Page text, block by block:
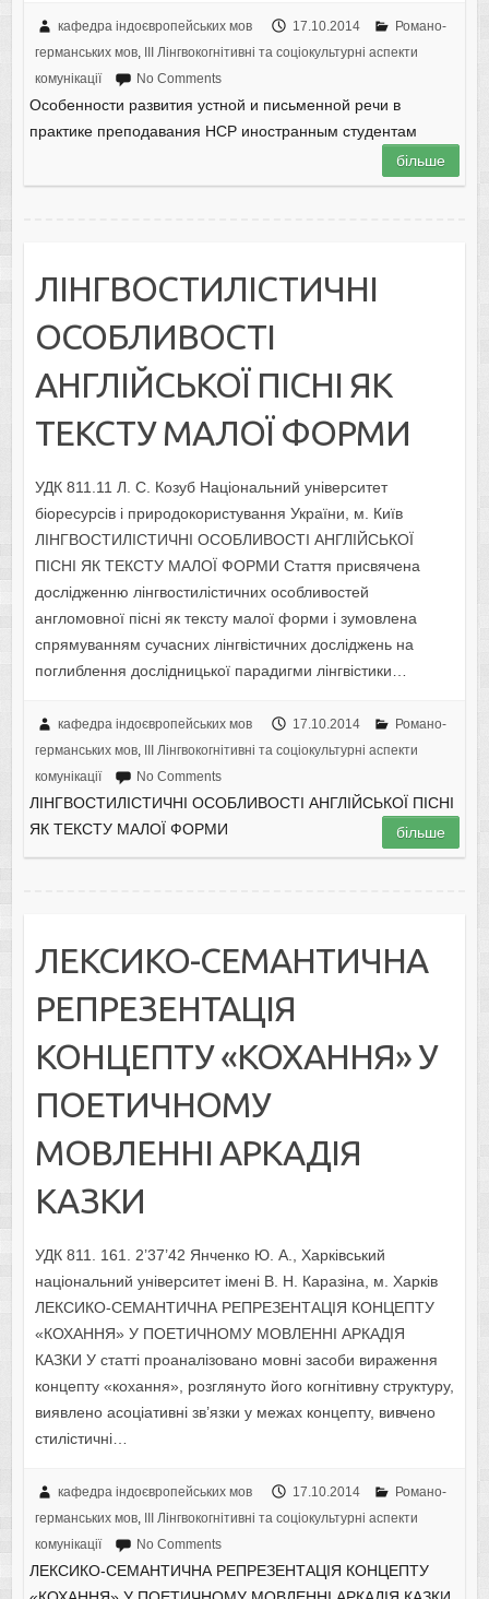
кафедра індоєвропейських мов 17.10.2014
Романо-
германських мов, IІI Лінгвокогнітивні та соціокультурні аспекти
комунікації
No Comments
Особенности развития устной и письменной речи в
практике преподавания НСР иностранным студентам
більше
ЛІНГВОСТИЛІСТИЧНІ
ОСОБЛИВОСТІ
АНГЛІЙСЬКОЇ ПІСНІ ЯК
ТЕКСТУ МАЛОЇ ФОРМИ
УДК 811.11 Л. С. Козуб Національний університет
біоресурсів і природокористування України, м. Київ
ЛІНГВОСТИЛІСТИЧНІ ОСОБЛИВОСТІ АНГЛІЙСЬКОЇ
ПІСНІ ЯК ТЕКСТУ МАЛОЇ ФОРМИ Стаття присвячена
дослідженню лінгвостилістичних особливостей
англомовної пісні як тексту малої форми і зумовлена
спрямуванням сучасних лінгвістичних досліджень на
поглиблення дослідницької парадигми лінгвістики…
кафедра індоєвропейських мов 17.10.2014
Романо-
германських мов, IІI Лінгвокогнітивні та соціокультурні аспекти
комунікації
No Comments
ЛІНГВОСТИЛІСТИЧНІ ОСОБЛИВОСТІ АНГЛІЙСЬКОЇ ПІСНІ
ЯК ТЕКСТУ МАЛОЇ ФОРМИ
більше
ЛЕКСИКО-СЕМАНТИЧНА
РЕПРЕЗЕНТАЦІЯ
КОНЦЕПТУ «КОХАННЯ» У
ПОЕТИЧНОМУ
МОВЛЕННІ АРКАДІЯ
КАЗКИ
УДК 811. 161. 2’37’42 Янченко Ю. А., Харківський
національний університет імені В. Н. Каразіна, м. Харків
ЛЕКСИКО-СЕМАНТИЧНА РЕПРЕЗЕНТАЦІЯ КОНЦЕПТУ
«КОХАННЯ» У ПОЕТИЧНОМУ МОВЛЕННІ АРКАДІЯ
КАЗКИ У статті проаналізовано мовні засоби вираження
концепту «кохання», розглянуто його когнітивну структуру,
виявлено асоціативні зв’язки у межах концепту, вивчено
стилістичні…
кафедра індоєвропейських мов 17.10.2014
Романо-
германських мов, IІI Лінгвокогнітивні та соціокультурні аспекти
комунікації
No Comments
ЛЕКСИКО-СЕМАНТИЧНА РЕПРЕЗЕНТАЦІЯ КОНЦЕПТУ